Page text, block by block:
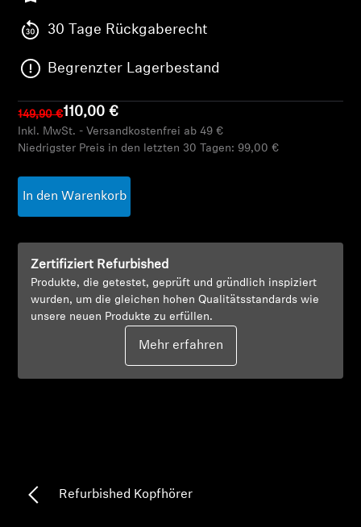
Soundbars
AMBEO Soundbars und Subs
AMBEO entdecken
Über uns
Innovationen
30 Tage Rückgaberecht
Begrenzter Lagerbestand
149,90 €110,00 €
Inkl. MwSt. - Versandkostenfrei ab 49 €
Niedrigster Preis in den letzten 30 Tagen: 99,00 €
In den Warenkorb
Zertifiziert Refurbished
Produkte, die getestet, geprüft und gründlich inspiziert
wurden, um die gleichen hohen Qualitätsstandards wie
unsere neuen Produkte zu erfüllen.
Mehr erfahren
Refurbished Kopfhörer